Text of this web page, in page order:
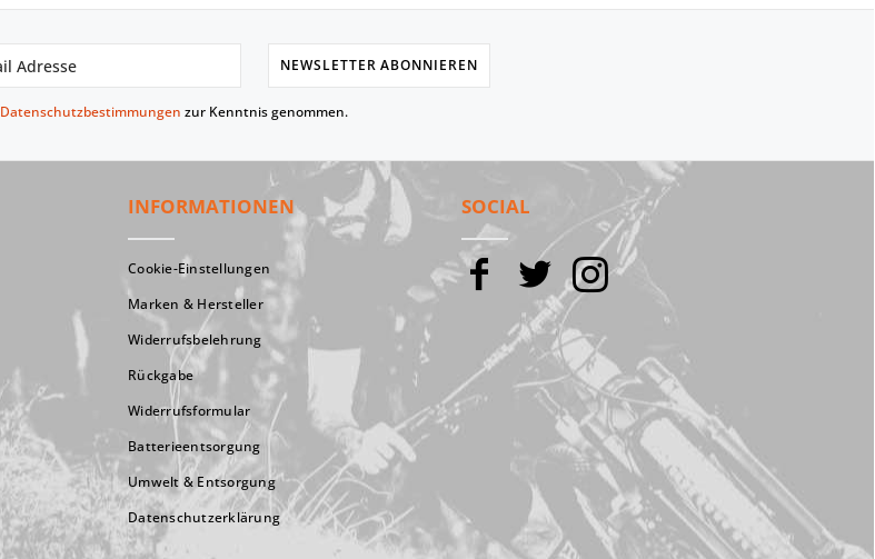
NEWSLETTER ABONNIEREN
Datenschutzbestimmungen zur Kenntnis genommen.
INFORMATIONEN
Cookie-Einstellungen
Marken & Hersteller
Widerrufsbelehrung
Rückgabe
Widerrufsformular
Batterieentsorgung
Umwelt & Entsorgung
Datenschutzerklärung
SOCIAL